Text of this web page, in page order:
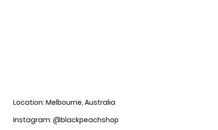
Location: Melbourne, Australia
Instagram: @blackpeachshop